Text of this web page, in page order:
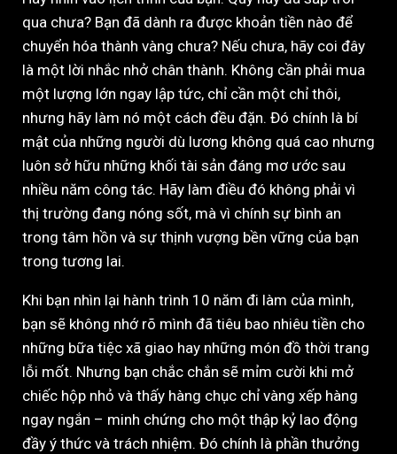
qua chưa? Bạn đã dành ra được khoản tiền nào để
chuyển hóa thành vàng chưa? Nếu chưa, hãy coi đây
là một lời nhắc nhở chân thành. Không cần phải mua
một lượng lớn ngay lập tức, chỉ cần một chỉ thôi,
nhưng hãy làm nó một cách đều đặn. Đó chính là bí
mật của những người dù lương không quá cao nhưng
luôn sở hữu những khối tài sản đáng mơ ước sau
nhiều năm công tác. Hãy làm điều đó không phải vì
thị trường đang nóng sốt, mà vì chính sự bình an
trong tâm hồn và sự thịnh vượng bền vững của bạn
trong tương lai.
Khi bạn nhìn lại hành trình 10 năm đi làm của mình,
bạn sẽ không nhớ rõ mình đã tiêu bao nhiêu tiền cho
những bữa tiệc xã giao hay những món đồ thời trang
lỗi mốt. Nhưng bạn chắc chắn sẽ mỉm cười khi mở
chiếc hộp nhỏ và thấy hàng chục chỉ vàng xếp hàng
ngay ngắn – minh chứng cho một thập kỷ lao động
đầy ý thức và trách nhiệm. Đó chính là phần thưởng